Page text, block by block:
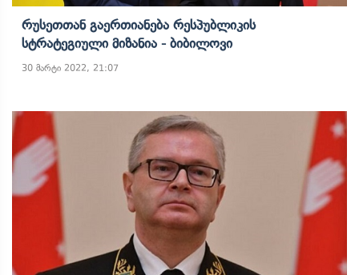
Რუსეთთან Გაერთიანება Რესპუბლიკის
Სტრატეგიული Მიზანია - Ბიბილოვი
30 მარტი 2022, 21:07